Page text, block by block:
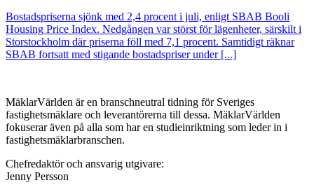
Bostadspriserna sjönk med 2,4 procent i juli, enligt SBAB Booli
Housing Price Index. Nedgången var störst för lägenheter, särskilt i
Storstockholm där priserna föll med 7,1 procent. Samtidigt räknar
SBAB fortsatt med stigande bostadspriser under [...]
MäklarVärlden är en branschneutral tidning för Sveriges
fastighetsmäklare och leverantörerna till dessa. MäklarVärlden
fokuserar även på alla som har en studieinriktning som leder in i
fastighetsmäklarbranschen.
Chefredaktör och ansvarig utgivare:
Jenny Persson